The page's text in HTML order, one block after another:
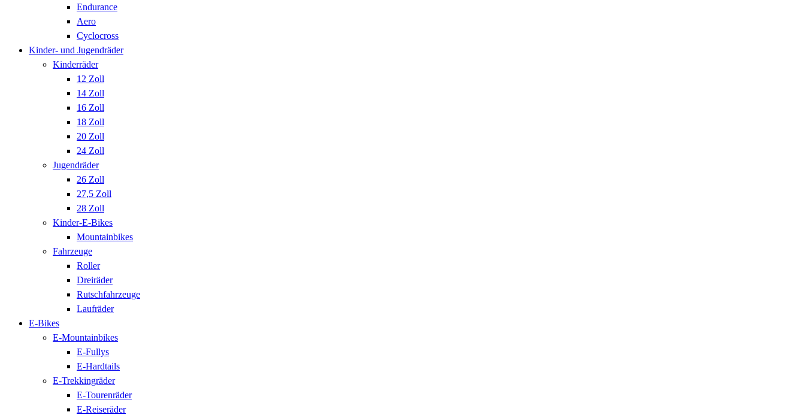
Endurance
Aero
Cyclocross
Kinder- und Jugendräder
Kinderräder
12 Zoll
14 Zoll
16 Zoll
18 Zoll
20 Zoll
24 Zoll
Jugendräder
26 Zoll
27,5 Zoll
28 Zoll
Kinder-E-Bikes
Mountainbikes
Fahrzeuge
Roller
Dreiräder
Rutschfahrzeuge
Laufräder
E-Bikes
E-Mountainbikes
E-Fullys
E-Hardtails
E-Trekkingräder
E-Tourenräder
E-Reiseräder